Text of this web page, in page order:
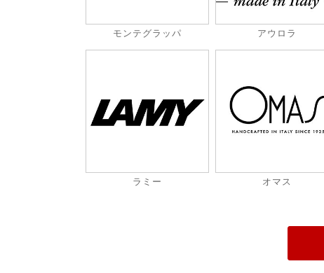
モンテグラッパ アウロラ
ラミー オマス